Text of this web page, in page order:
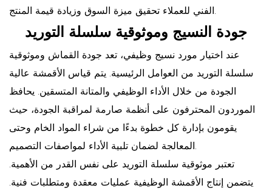
جودة النسيج وموثوقية سلسلة التوريد
عند اختيار مورد نسيج وظيفي، تعد جودة القماش وموثوقية
سلسلة التوريد من العوامل الرئيسية. يتم قياس الأقمشة عالية
الجودة من خلال الأداء الوظيفي والمتانة المتسقين. يحافظ
الموردون المحترفون على أنظمة صارمة لمراقبة الجودة، حيث
يقومون بإدارة كل خطوة بدءًا من شراء المواد الخام وحتى
تعتبر موثوقية سلسلة التوريد على نفس القدر من الأهمية.
يتضمن إنتاج الأقمشة الوظيفية عمليات معقدة ومتطلبات فنية.